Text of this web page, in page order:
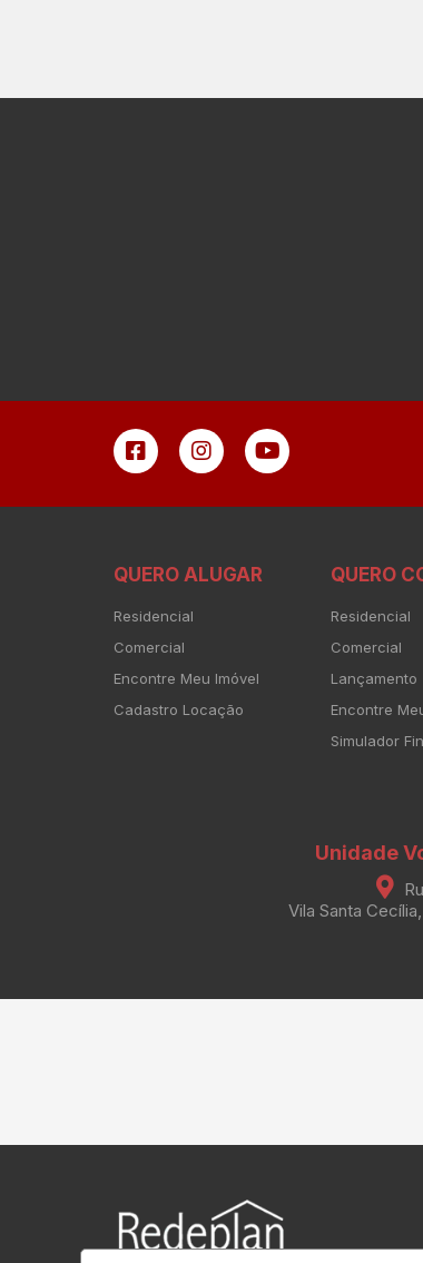
QUERO ALUGAR
Residencial
Comercial
Encontre Meu Imóvel
Cadastro Locação
QUERO
Residencial
Comercial
Lançamento
Encontre
Simulador
Unidade
Vila Santa